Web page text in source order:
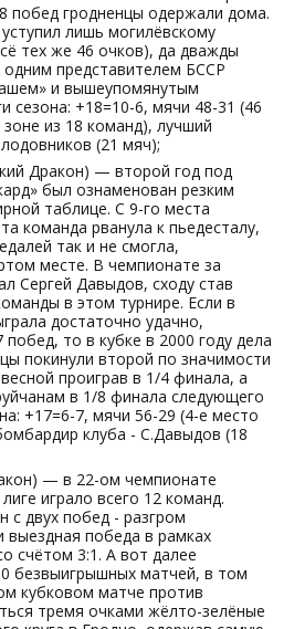
побед гродненцы одержали дома.
лишь могилёвскому
тех же 46 очков), да дважды
представителем БССР
и вышеупомянутым
сезона: +18=10-6, мячи 48-31 (46
из 18 команд), лучший
(21 мяч);
Дракон) — второй год под
был ознаменован резким
таблице. С 9-го места
команда рванула к пьедесталу,
так и не смогла,
месте. В чемпионате за
Сергей Давыдов, сходу став
в этом турнире. Если в
достаточно удачно,
то в кубке в 2000 году дела
покинули второй по значимости
проиграв в 1/4 финала, а
в 1/8 финала следующего
+17=6-7, мячи 56-29 (4-е место
клуба - С.Давыдов (18
— в 22-ом чемпионате
играло всего 12 команд.
с двух побед - разгром
выездная победа в рамках
счётом 3:1. А вот далее
безвыигрышных матчей, в том
кубковом матче против
тремя очками жёлто-зелёные